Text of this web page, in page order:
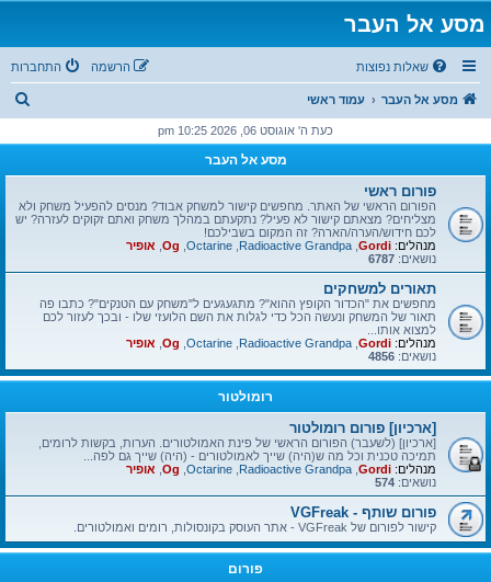
מסע אל העבר
שאלות נפוצות התחברות הרשמה
מסע אל העבר עמוד ראשי
ו
כעת ה' אוגוסט 06, 2026 10:25 pm
מסע אל העבר
פורום ראשי
הפורום הראשי של האתר. מחפשים קישור למשחק אבוד? מנסים להפעיל משחק ולא
מצליחים? מצאתם קישור לא פעיל? נתקעתם במהלך משחק ואתם זקוקים לעזרה? יש
לכם חידוש/הערה/הארה? זה המקום בשבילכם!
מנהלים: Gordi
Radioactive Grandpa
Octarine
Og אופיר
נושאים: 6787
תאורים למשחקים
מחפשים את "הכדור הקופץ ההוא"? מתגעגעים ל"משחק עם הטנקים"? כתבו פה
תאור של המשחק ונעשה הכל כדי לגלות את השם הלועזי שלו - ובכך לעזור לכם
למצוא אותו...
מנהלים: Gordi
Radioactive Grandpa
Octarine
Og אופיר
נושאים: 4856
רומולטור
[ארכיון] פורום רומולטור
[ארכיון] (לשעבר) הפורום הראשי של פינת האמולטורים. הערות, בקשות לרומים,
תמיכה טכנית וכל מה ש(היה) שייך לאמולטורים - (היה) שייך גם לפה...
מנהלים: Gordi
Radioactive Grandpa
Octarine
Og אופיר
נושאים: 574
פורום שותף - VGFreak
קישור לפורום של VGFreak - אתר העוסק בקונסולות, רומים ואמולטורים.
פורום